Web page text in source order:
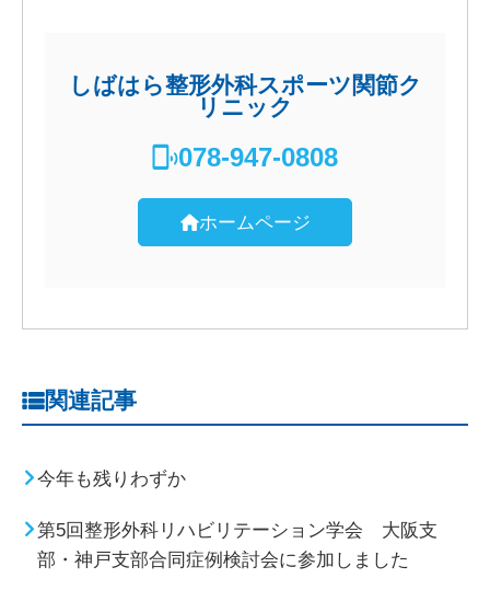
しばはら整形外科スポーツ関節ク
リニック
078-947-0808
ホームページ
関連記事
今年も残りわずか
第5回整形外科リハビリテーション学会 大阪支
部・神戸支部合同症例検討会に参加しました